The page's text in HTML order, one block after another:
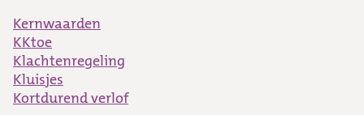
Kernwaarden
KKtoe
Klachtenregeling
Kluisjes
Kortdurend verlof